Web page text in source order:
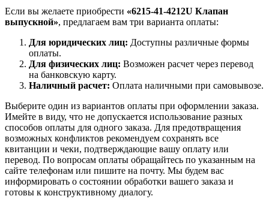
Если вы желаете приобрести «6215-41-4212U Клапан
выпускной», предлагаем вам три варианта оплаты:
Для юридических лиц: Доступны различные формы
оплаты.
Для физических лиц: Возможен расчет через перевод
на банковскую карту.
Наличный расчет: Оплата наличными при самовывозе.
Выберите один из вариантов оплаты при оформлении заказа.
Имейте в виду, что не допускается использование разных
способов оплаты для одного заказа. Для предотвращения
возможных конфликтов рекомендуем сохранять все
квитанции и чеки, подтверждающие вашу оплату или
перевод. По вопросам оплаты обращайтесь по указанным на
сайте телефонам или пишите на почту. Мы будем вас
информировать о состоянии обработки вашего заказа и
готовы к конструктивному диалогу.